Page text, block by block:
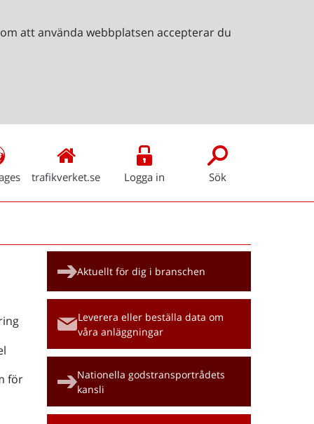
att använda webbplatsen accepterar du
trafikverket.se Logga in Sök
för
Aktuellt för dig i branschen
Leverera eller beställa data om
våra anläggningar
Nationella godstransportrådets
kansli